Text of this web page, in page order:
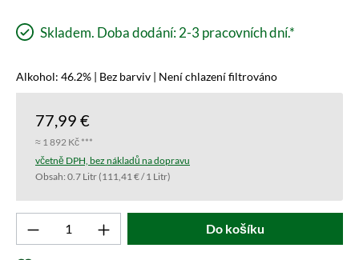
Skladem. Doba dodání: 2-3 pracovních dní.*
Alkohol: 46.2% | Bez barviv | Není chlazení filtrováno
77,99 €
≈ 1 892 Kč ***
včetně DPH, bez nákladů na dopravu
Obsah: 0.7 Litr(111,41 € / 1 Litr)
Produkt počet: Zadejte požadovanou
Do košíku